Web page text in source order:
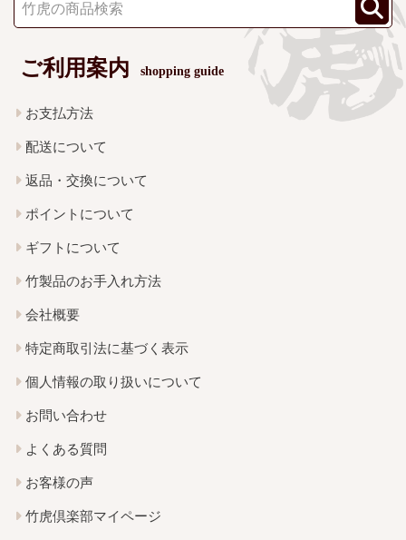
ご利用案内 shopping guide
お支払方法
配送について
返品・交換について
ポイントについて
ギフトについて
竹製品のお手入れ方法
会社概要
特定商取引法に基づく表示
個人情報の取り扱いについて
お問い合わせ
よくある質問
お客様の声
竹虎倶楽部マイページ